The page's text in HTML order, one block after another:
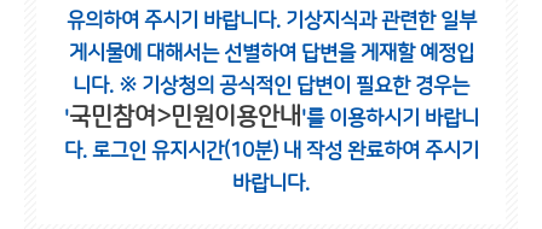
유의하여 주시기 바랍니다. 기상지식과 관련한 일부
게시물에 대해서는 선별하여 답변을 게재할 예정입
니다. ※ 기상청의 공식적인 답변이 필요한 경우는
'국민참여>민원이용안내 '를 이용하시기 바랍니
다. 로그인 유지시간(10분) 내 작성 완료하여 주시기
바랍니다.